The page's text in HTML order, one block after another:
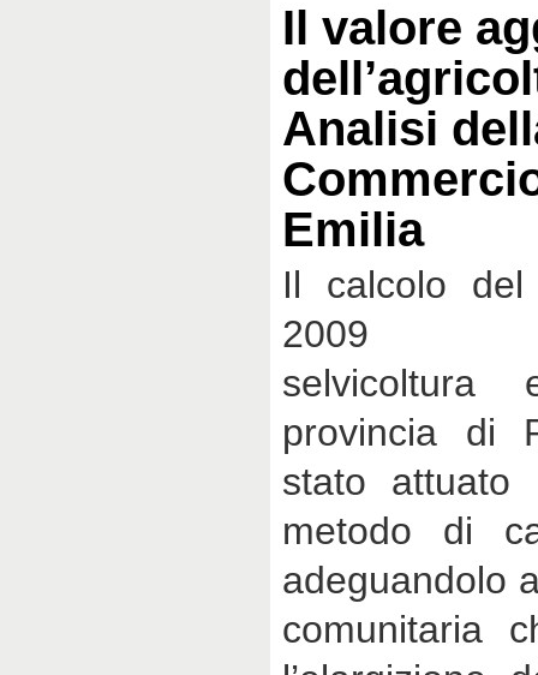
Il valore
Analisi
Emilia
Il calcolo del
2009
provincia di
stato attuato
metodo di
adeguandolo
comunitaria